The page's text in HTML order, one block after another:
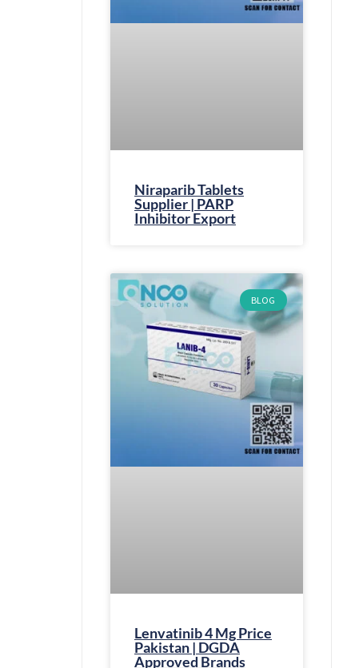
Niraparib Tablets
Supplier | PARP
Inhibitor Export
BLOG
Lenvatinib 4 Mg Price
Pakistan | DGDA
Approved Brands